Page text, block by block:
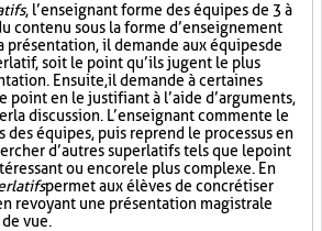
, l’enseignant forme des équipes de 3 à
contenu sous la forme d’enseignement
présentation, il demande aux équipes de
soit le point qu’ils jugent le plus
Ensuite, il demande à certaines
point en le justifiant à l’aide d’arguments,
la discussion. L’enseignant commente le
des équipes, puis reprend le processus en
d’autres superlatifs tels que le point
ou encore le plus complexe. En
permet aux élèves de concrétiser
revoyant une présentation magistrale
vue.